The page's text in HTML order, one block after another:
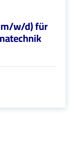
w/d) für